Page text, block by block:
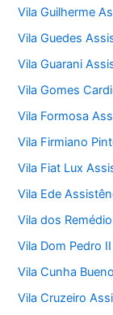
Vila Guilherme
Vila Guedes
Vila Guarani
Vila Gomes
Vila Formosa
Vila Firmiano
Vila Fiat Lux
Vila Ede
Vila dos
Vila Dom Pedro
Vila Cunha
Vila Cruzeiro